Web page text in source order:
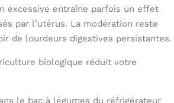
excessive entraîne parfois un effet
par l’utérus. La modération reste
de lourdeurs digestives persistantes.
biologique réduit votre
le bac à légumes du réfrigérateur